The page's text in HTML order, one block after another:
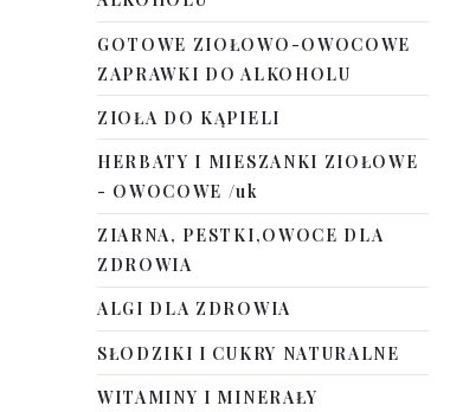
GOTOWE ZIOŁOWO-OWOCOWE
ZAPRAWKI DO ALKOHOLU
ZIOŁA DO KĄPIELI
HERBATY I MIESZANKI ZIOŁOWE
- OWOCOWE /uk
ZIARNA, PESTKI,OWOCE DLA
ZDROWIA
ALGI DLA ZDROWIA
SŁODZIKI I CUKRY NATURALNE
WITAMINY I MINERAŁY
Ekstrakt z Bursztynu BIO
16,99 GBP